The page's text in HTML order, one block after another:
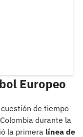
Europeo
cuestión de tiempo
durante la
la primera línea de